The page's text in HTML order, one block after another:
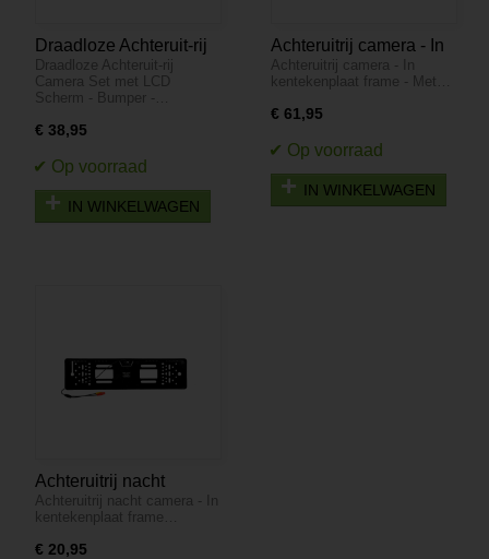
Draadloze Achteruit-rij
Camera Set met LCD
Scherm - Bumper -
Draadloze Achteruit-rij
Camera Set met LCD
Scherm - Bumper -…
€ 38,95
IN WINKELWAGEN
Achteruitrij camera - In
kentekenplaat frame -
Met parkeersensoren
Achteruitrij camera - In
kentekenplaat frame - Met…
€ 61,95
IN WINKELWAGEN
Achteruitrij nacht
camera - In
kentekenplaat frame
Achteruitrij nacht camera - In
kentekenplaat frame…
€ 20,95